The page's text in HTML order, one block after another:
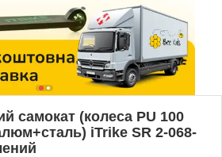
самокат (колеса PU 100
iTrike SR 2-068-